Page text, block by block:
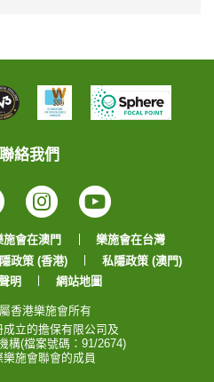
聯絡我們
Instagram
YouTube
施會在澳門
樂施會在台灣
政策 (香港)
私隱政策 (澳門)
明
網站地圖
香港樂施會所有
立的擔保有限公司及
構(檔案號碼：91/2674)
施會聯會的成員